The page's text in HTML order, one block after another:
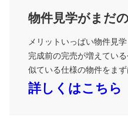
物件見学がまだ
メリットいっぱい物件見学
完成前の完売が増えてい
似ている仕様の物件をま
詳しくはこちら